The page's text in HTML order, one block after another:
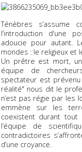
Ténèbres
l'introduction d'une
adoucie pour autant.
mondes : le religieux et
Un prêtre est mort,
équipe de
spectateur est
réalité" nous dit le
n’est pas régie par les
emmène sur les
coexistent durant
l’équipe de
contradictoires
d’une croyance.